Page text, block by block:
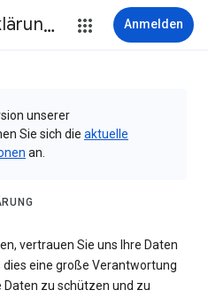
Datenschutzerklärung & Nutzungsbedingungen Anmelden
unserer
Sie sich die aktuelle
an.
vertrauen Sie uns Ihre Daten
dies eine große Verantwortung
Daten zu schützen und zu